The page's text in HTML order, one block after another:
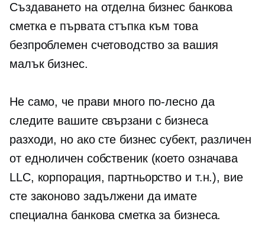
Създаването на отделна бизнес банкова
сметка е първата стъпка към това
безпроблемен счетоводство за вашия
малък бизнес.
Не само, че прави много по-лесно да
следите вашите свързани с бизнеса
разходи, но ако сте бизнес субект, различен
от едноличен собственик (което означава
LLC, корпорация, партньорство и т.н.), вие
сте законово задължени да имате
специална банкова сметка за бизнеса.